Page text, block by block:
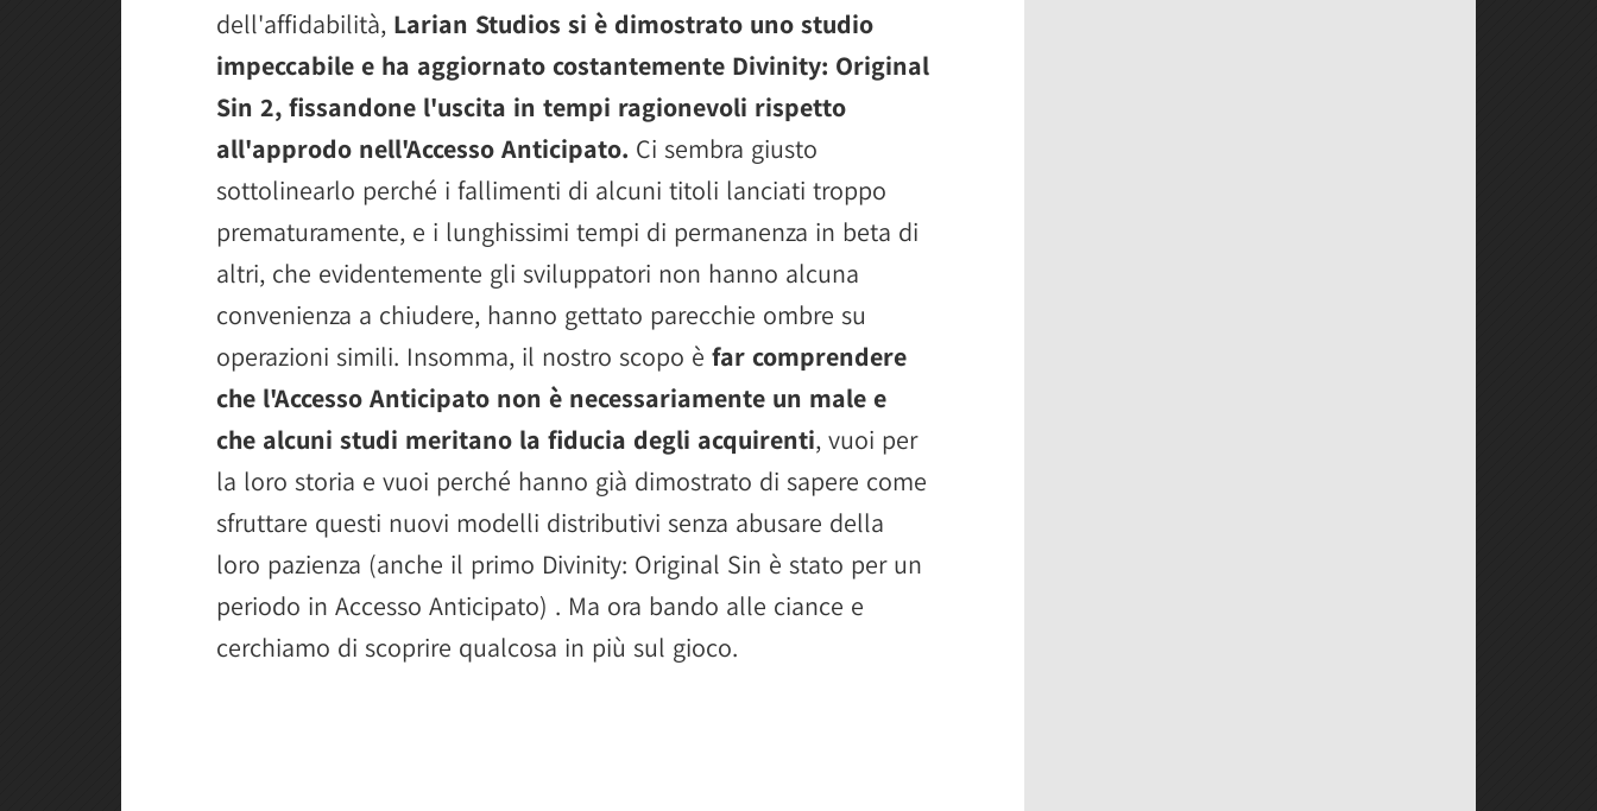
dell'affidabilità, Larian Studios si è dimostrato uno studio
impeccabile e ha aggiornato costantemente Divinity: Original
Sin 2, fissandone l'uscita in tempi ragionevoli rispetto
all'approdo nell'Accesso Anticipato. Ci sembra giusto
sottolinearlo perché i fallimenti di alcuni titoli lanciati troppo
prematuramente, e i lunghissimi tempi di permanenza in beta di
altri, che evidentemente gli sviluppatori non hanno alcuna
convenienza a chiudere, hanno gettato parecchie ombre su
operazioni simili. Insomma, il nostro scopo è far comprendere
che l'Accesso Anticipato non è necessariamente un male e
che alcuni studi meritano la fiducia degli acquirenti, vuoi per
la loro storia e vuoi perché hanno già dimostrato di sapere come
sfruttare questi nuovi modelli distributivi senza abusare della
loro pazienza (anche il primo Divinity: Original Sin è stato per un
periodo in Accesso Anticipato) . Ma ora bando alle ciance e
cerchiamo di scoprire qualcosa in più sul gioco.